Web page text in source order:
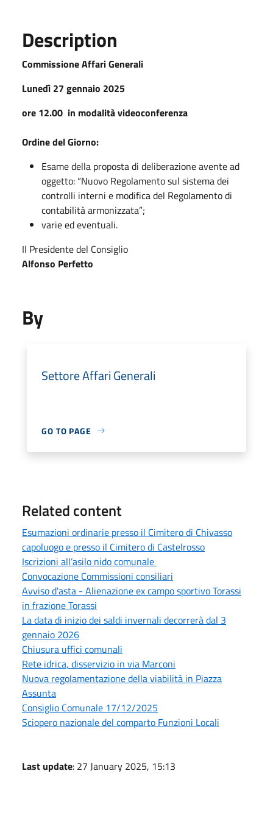
Description
Commissione Affari Generali
Lunedì 27 gennaio 2025
ore 12.00 in modalità videoconferenza
Ordine del Giorno:
Esame della proposta di deliberazione avente ad
oggetto: “Nuovo Regolamento sul sistema dei
controlli interni e modifica del Regolamento di
contabilità armonizzata”;
varie ed eventuali.
Il Presidente del Consiglio
Alfonso Perfetto
By
Settore Affari Generali
GO TO PAGE
Related content
Esumazioni ordinarie presso il Cimitero di Chivasso
capoluogo e presso il Cimitero di Castelrosso
Iscrizioni all’asilo nido comunale
Convocazione Commissioni consiliari
Avviso d'asta - Alienazione ex campo sportivo Torassi
in frazione Torassi
La data di inizio dei saldi invernali decorrerà dal 3
gennaio 2026
Chiusura uffici comunali
Rete idrica, disservizio in via Marconi
Nuova regolamentazione della viabilità in Piazza
Assunta
Consiglio Comunale 17/12/2025
Sciopero nazionale del comparto Funzioni Locali
Last update: 27 January 2025, 15:13